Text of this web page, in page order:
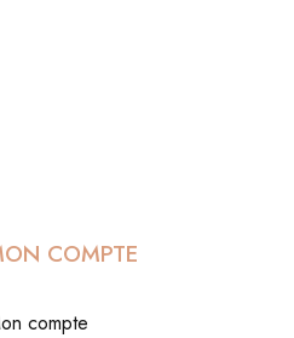
COMPTE
compte